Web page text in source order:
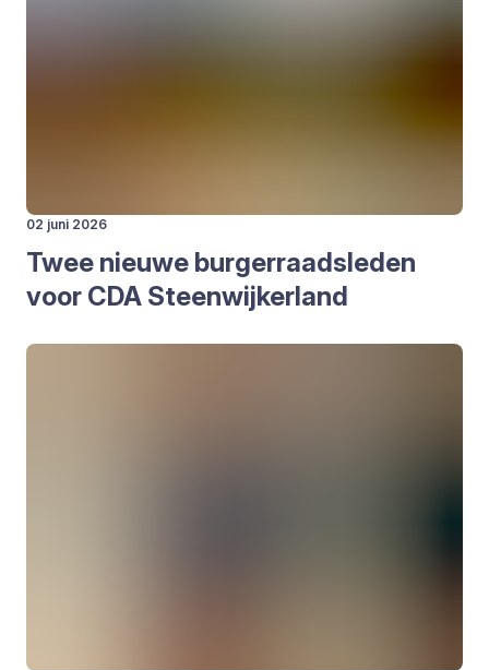
02 juni 2026
Twee nieu­we bur­ger­raadsle­den
voor CDA Steen­wij­ker­land